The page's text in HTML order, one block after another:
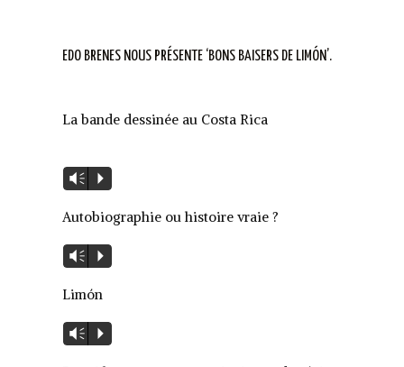
EDO BRENES NOUS PRÉSENTE ‘BONS BAISERS DE LIMÓN’.
La bande dessinée au Costa Rica
Lecteur
audio
Vm P
Autobiographie ou histoire vraie ?
Lecteur
audio
Vm P
Limón
Lecteur
audio
Vm P